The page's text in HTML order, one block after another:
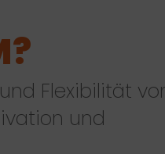
Flexibilität
und